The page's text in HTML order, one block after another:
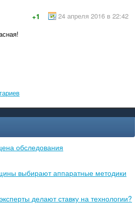
24 апреля 2016 в 22:42
+1
обследования
выбирают аппаратные методики
делают ставку на технологии?